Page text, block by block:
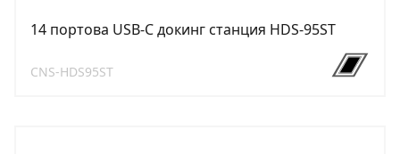
14 портова USB-C докинг станция HDS-95ST
CNS-HDS95ST